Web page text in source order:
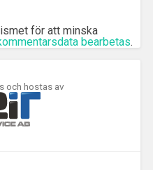
för att minska
bearbetas.
och hostas av